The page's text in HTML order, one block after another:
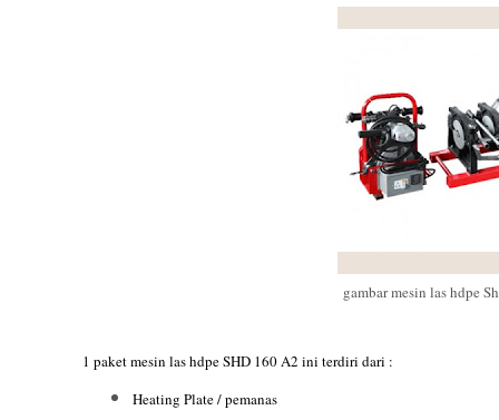
gambar mesin las hdpe
1 paket mesin las hdpe SHD 160 A2 ini terdiri dari :
Heating Plate / pemanas